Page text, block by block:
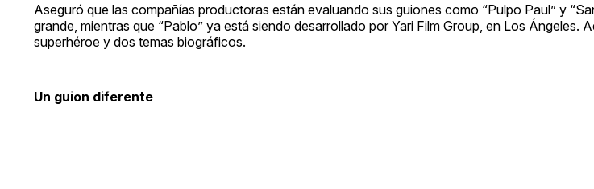
Aseguró que las compañías productoras están evaluando sus guiones como “Pulpo Paul” y
grande, mientras que “Pablo” ya está siendo desarrollado por Yari Film Group, en Los Ángeles.
superhéroe y dos temas biográficos.
Un guion diferente